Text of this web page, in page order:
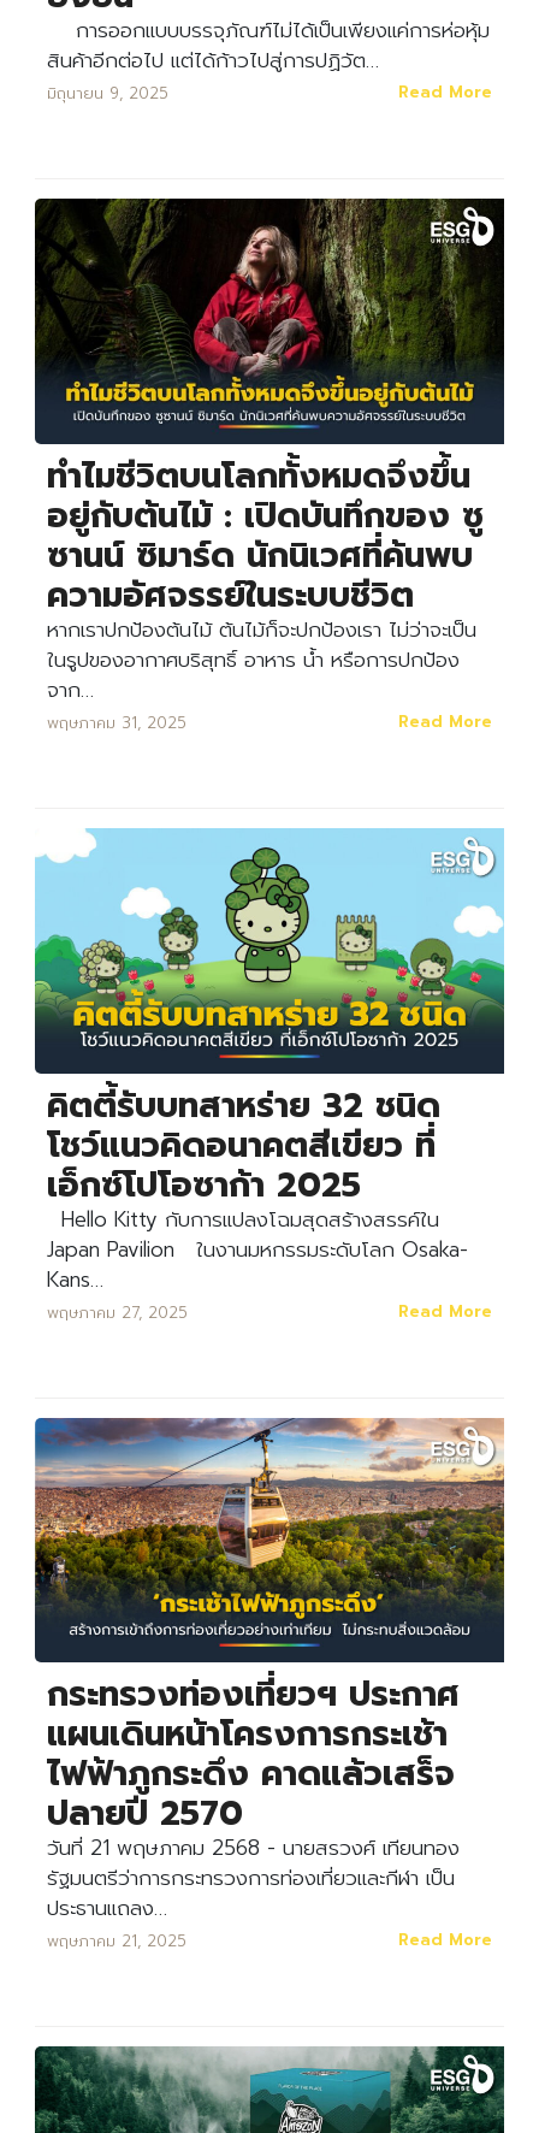
Search
for:
การออกแบบบรรจุภัณฑ์ไม่ได้เป็นเพียงแค่การห่อหุ้ม
สินค้าอีกต่อไป แต่ได้ก้าวไปสู่การปฏิวัต…
มิถุนายน 9, 2025 Read More
ทำไมชีวิตบนโลกทั้งหมดจึงขึ้น
อยู่กับต้นไม้ : เปิดบันทึกของ ซู
ซานน์ ซิมาร์ด นักนิเวศที่ค้นพบ
ความอัศจรรย์ในระบบชีวิต
หากเราปกป้องต้นไม้ ต้นไม้ก็จะปกป้องเรา ไม่ว่าจะเป็น
ในรูปของอากาศบริสุทธิ์ อาหาร น้ำ หรือการปกป้อง
จาก…
พฤษภาคม 31, 2025 Read More
คิตตี้รับบทสาหร่าย 32 ชนิด
โชว์แนวคิดอนาคตสีเขียว ที่
เอ็กซ์โปโอซาก้า 2025
Hello Kitty กับการแปลงโฉมสุดสร้างสรรค์ใน
Japan Pavilion ในงานมหกรรมระดับโลก Osaka-
Kans…
พฤษภาคม 27, 2025 Read More
กระทรวงท่องเที่ยวฯ ประกาศ
แผนเดินหน้าโครงการกระเช้า
ไฟฟ้าภูกระดึง คาดแล้วเสร็จ
ปลายปี 2570
วันที่ 21 พฤษภาคม 2568 - นายสรวงศ์ เทียนทอง
รัฐมนตรีว่าการกระทรวงการท่องเที่ยวและกีฬา เป็น
ประธานแถลง…
พฤษภาคม 21, 2025 Read More